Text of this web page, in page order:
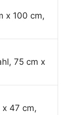
x 100 cm,
75 cm x
47 cm,